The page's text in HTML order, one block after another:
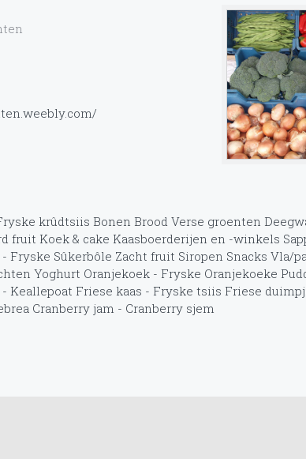
krûdtsiis Bonen Brood Verse groenten
fruit Koek & cake Kaasboerderijen en -winkels
Fryske Sûkerbôle Zacht fruit Siropen Snacks Vla/
Yoghurt Oranjekoek - Fryske Oranjekoeke
Keallepoat Friese kaas - Fryske tsiis Friese
Cranberry jam - Cranberry sjem